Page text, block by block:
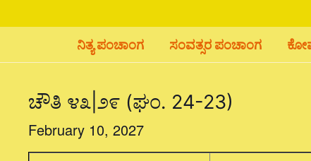
ನಿತ್ಯ ಪಂಚಾಂಗ ಸಂವತ್ಸರ ಪಂಚಾಂಗ
ಚೌತಿ ೪೩|೨೯ (ಘಂ. 24-23)
February 10, 2027